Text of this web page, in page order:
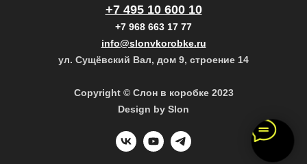
+7 495 10 600 10
+7 968 663 17 77
info@slonvkorobke.ru
ул. Сущёвский Вал, дом 9, строение 14
Copyright © Слон в коробке 2023
Design by Slon